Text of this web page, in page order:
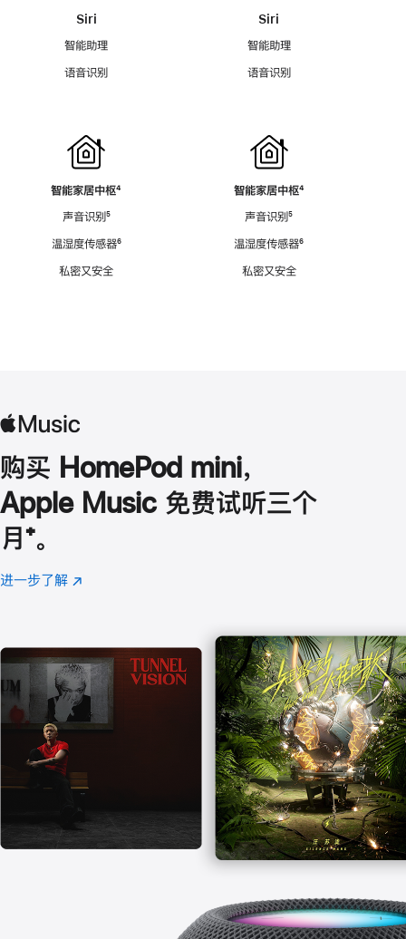
Siri
智能助理
语音识别
智能家居中枢脚
⁴
声音识别脚
⁵
温湿度传感器脚
⁶
私密又安全
Siri
智能助理
语音识别
智能家居中枢脚
⁴
声音识别脚
⁵
温湿度传感器脚
⁶
私密又安全
购买 HomePod mini，
Apple Music 免费试听三个
月 脚
注
⁺。
进一步了解 Apple
(在
口
中
打
开)